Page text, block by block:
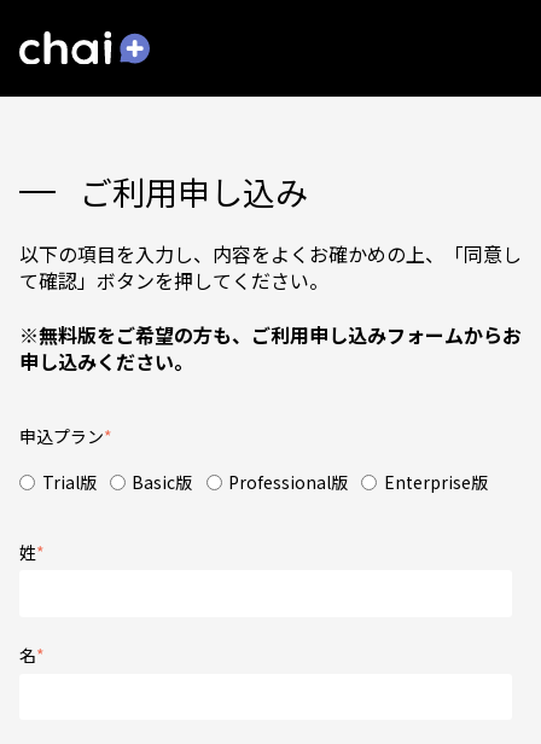
ご利用申し込み
以下の項目を入力し、内容をよくお確かめの上、「同意し
て確認」ボタンを押してください。
※無料版をご希望の方も、ご利用申し込みフォームからお
申し込みください。
申込プラン*
Trial版
Basic版 Professional版 Enterprise版
姓*
名*